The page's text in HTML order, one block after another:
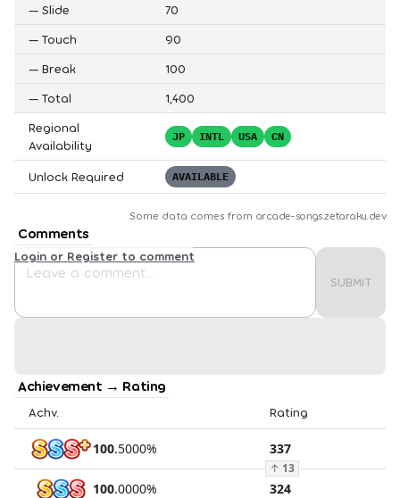
— Slide
70
— Touch
90
— Break
100
— Total
1,400
Regional
Availability
JP INTL USA CN
Unlock Required AVAILABLE
Some data comes from arcade-songs.zetaraku.dev
Comments
SUBMIT
Login or Register to comment
Achievement → Rating
Achv. Rating
100.5000% 337
↑ 13
100.0000% 324